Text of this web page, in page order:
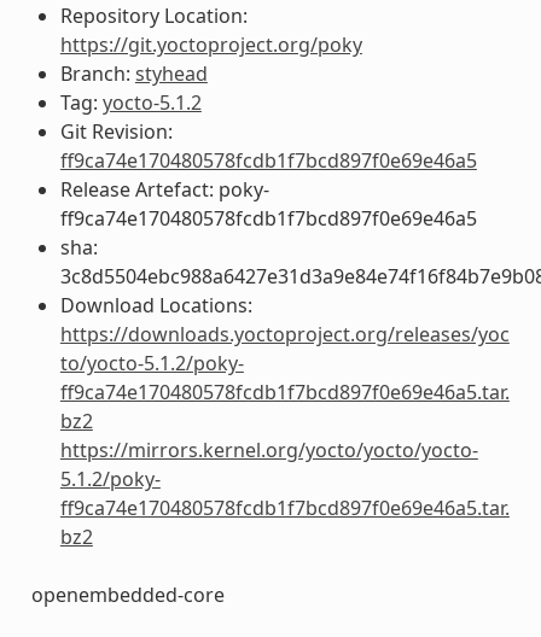
Repository Location:
https://git.yoctoproject.org/poky
Branch: styhead
Tag: yocto-5.1.2
Git Revision:
ff9ca74e170480578fcdb1f7bcd897f0e69e46a5
Release Artefact: poky-
ff9ca74e170480578fcdb1f7bcd897f0e69e46a5
sha:
Download Locations:
https://downloads.yoctoproject.org/releases/yoc
to/yocto-5.1.2/poky-
ff9ca74e170480578fcdb1f7bcd897f0e69e46a5.tar.
bz2
https://mirrors.kernel.org/yocto/yocto/yocto-
5.1.2/poky-
ff9ca74e170480578fcdb1f7bcd897f0e69e46a5.tar.
bz2
openembedded-core